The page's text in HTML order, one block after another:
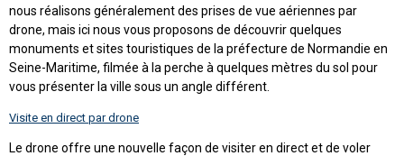
nous réalisons généralement des prises de vue aériennes par
drone, mais ici nous vous proposons de découvrir quelques
monuments et sites touristiques de la préfecture de Normandie en
Seine-Maritime, filmée à la perche à quelques mètres du sol pour
vous présenter la ville sous un angle différent.
Visite en direct par drone
Le drone offre une nouvelle façon de visiter en direct et de voler